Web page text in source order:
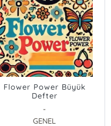
Flower Power Büyük
Defter
-
GENEL